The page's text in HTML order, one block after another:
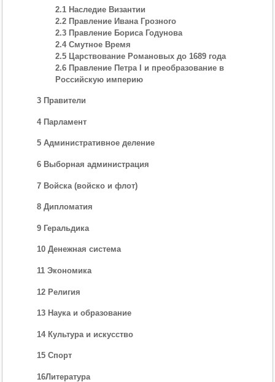
2.1 Наследие Византии
2.2 Правление Ивана Грозного
2.3 Правление Бориса Годунова
2.4 Смутное Время
2.5 Царствование Романовых до 1689 года
2.6 Правление Петра I и преобразование в
Российскую империю
3 Правители
4 Парламент
5 Административное деление
6 Выборная администрация
7 Войска (войско и флот)
8 Дипломатия
9 Геральдика
10 Денежная система
11 Экономика
12 Религия
13 Наука и образование
14 Культура и искусство
15 Спорт
16Литература